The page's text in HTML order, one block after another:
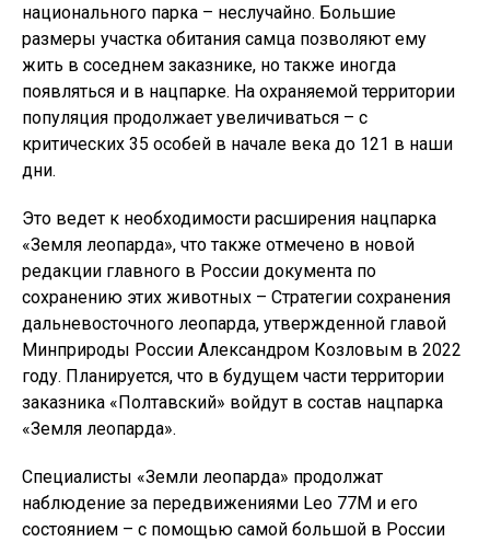
национального парка – неслучайно. Большие
размеры участка обитания самца позволяют ему
жить в соседнем заказнике, но также иногда
появляться и в нацпарке. На охраняемой территории
популяция продолжает увеличиваться – с
критических 35 особей в начале века до 121 в наши
дни.
Это ведет к необходимости расширения нацпарка
«Земля леопарда», что также отмечено в новой
редакции главного в России документа по
сохранению этих животных – Стратегии сохранения
дальневосточного леопарда, утвержденной главой
Минприроды России Александром Козловым в 2022
году. Планируется, что в будущем части территории
заказника «Полтавский» войдут в состав нацпарка
«Земля леопарда».
Специалисты «Земли леопарда» продолжат
наблюдение за передвижениями Leo 77M и его
состоянием – с помощью самой большой в России